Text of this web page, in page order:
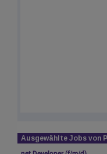
Ausgewählte Jobs von